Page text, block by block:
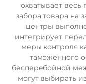
охватывает весь
забора товара на
центры
интегрирует
меры контроля
таможенного
бесперебойной
могут выбирать